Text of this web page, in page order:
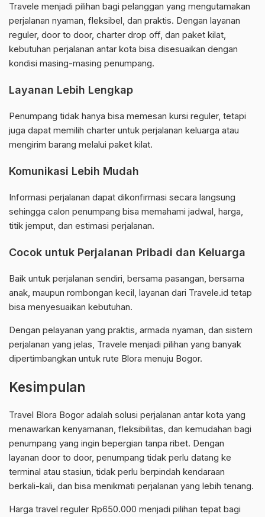
Travele menjadi pilihan bagi pelanggan yang mengutamakan
perjalanan nyaman, fleksibel, dan praktis. Dengan layanan
reguler, door to door, charter drop off, dan paket kilat,
kebutuhan perjalanan antar kota bisa disesuaikan dengan
kondisi masing-masing penumpang.
Layanan Lebih Lengkap
Penumpang tidak hanya bisa memesan kursi reguler, tetapi
juga dapat memilih charter untuk perjalanan keluarga atau
mengirim barang melalui paket kilat.
Komunikasi Lebih Mudah
Informasi perjalanan dapat dikonfirmasi secara langsung
sehingga calon penumpang bisa memahami jadwal, harga,
titik jemput, dan estimasi perjalanan.
Cocok untuk Perjalanan Pribadi dan Keluarga
Baik untuk perjalanan sendiri, bersama pasangan, bersama
anak, maupun rombongan kecil, layanan dari Travele.id tetap
bisa menyesuaikan kebutuhan.
Dengan pelayanan yang praktis, armada nyaman, dan sistem
perjalanan yang jelas, Travele menjadi pilihan yang banyak
dipertimbangkan untuk rute Blora menuju Bogor.
Kesimpulan
Travel Blora Bogor adalah solusi perjalanan antar kota yang
menawarkan kenyamanan, fleksibilitas, dan kemudahan bagi
penumpang yang ingin bepergian tanpa ribet. Dengan
layanan door to door, penumpang tidak perlu datang ke
terminal atau stasiun, tidak perlu berpindah kendaraan
berkali-kali, dan bisa menikmati perjalanan yang lebih tenang.
Harga travel reguler Rp650.000 menjadi pilihan tepat bagi